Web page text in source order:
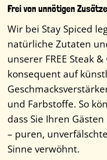
Frei von unnötigen
Wir bei Stay Spiced
natürliche Zutaten
unserer FREE Steak
konsequent auf
und Farbstoffe. So
dass Sie Ihren
– puren,
Sinne verwöhnt.